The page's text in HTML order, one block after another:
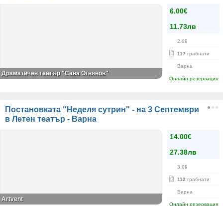
6.00€
11.73лв
2.09
117 грабнати
Варна
Онлайн резервация
Драматичен театър "Сава Огнянов"
Постановката "Неделя сутрин" - на 3 Септември
в Летен театър - Варна
14.00€
27.38лв
3.09
112 грабнати
Варна
Онлайн резервация
Аrtvent